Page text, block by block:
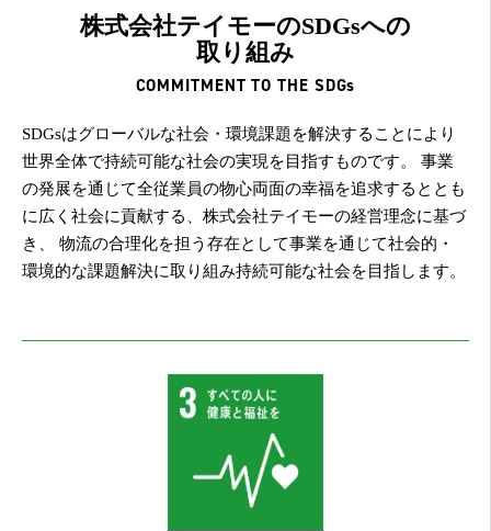
株式会社テイモーのSDGsへの
取り組み
COMMITMENT TO THE SDGs
SDGsはグローバルな社会・環境課題を解決することにより
世界全体で持続可能な社会の実現を目指すものです。
事業
の発展を通じて全従業員の物心両面の幸福を追求するととも
に広く社会に貢献する、株式会社テイモーの経営理念に基づ
き、
物流の合理化を担う存在として事業を通じて社会的・
環境的な課題解決に取り組み持続可能な社会を目指します。